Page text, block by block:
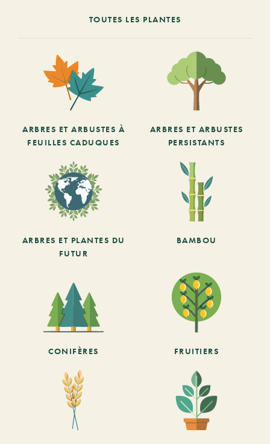
TOUTES LES PLANTES
ARBRES ET ARBUSTES À
FEUILLES CADUQUES
ARBRES ET ARBUSTES
PERSISTANTS
ARBRES ET PLANTES DU
FUTUR
BAMBOU
CONIFÈRES FRUITIERS